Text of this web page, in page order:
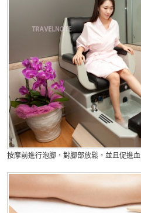
按摩前進行泡腳，對腳部放鬆，並且促進